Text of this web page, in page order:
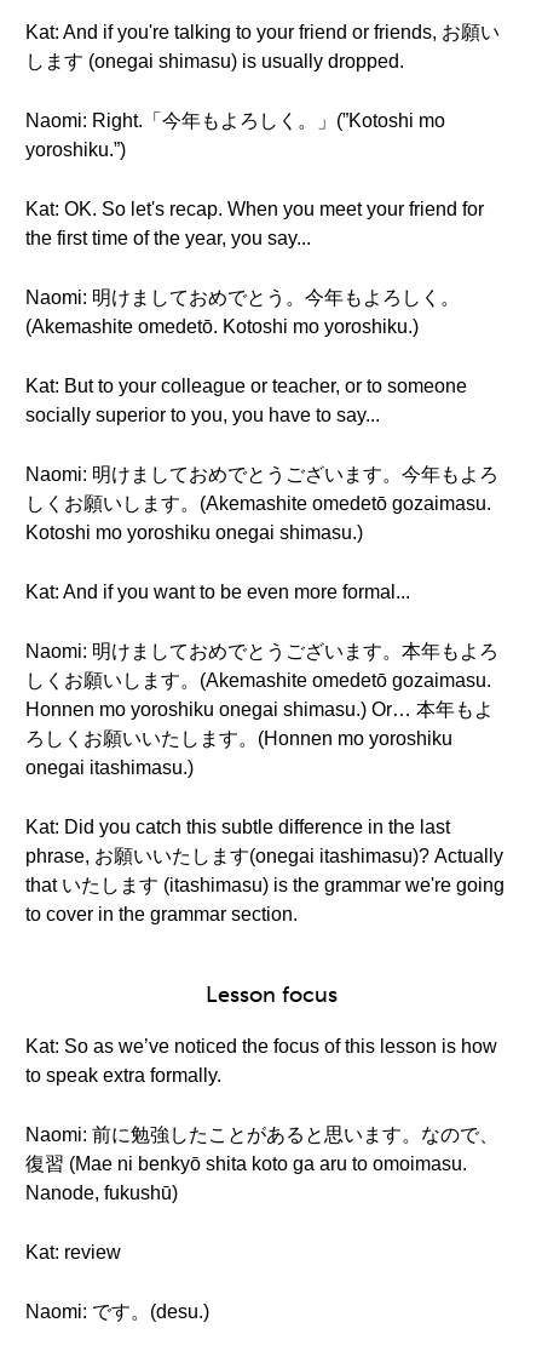
Kat: And if you're talking to your friend or friends, お願い
します (onegai shimasu) is usually dropped.
Naomi: Right.「今年もよろしく。」(”Kotoshi mo
yoroshiku.”)
Kat: OK. So let's recap. When you meet your friend for
the first time of the year, you say...
Naomi: 明けましておめでとう。今年もよろしく。
(Akemashite omedetō. Kotoshi mo yoroshiku.)
Kat: But to your colleague or teacher, or to someone
socially superior to you, you have to say...
Naomi: 明けましておめでとうございます。今年もよろ
しくお願いします。(Akemashite omedetō gozaimasu.
Kotoshi mo yoroshiku onegai shimasu.)
Kat: And if you want to be even more formal...
Naomi: 明けましておめでとうございます。本年もよろ
しくお願いします。(Akemashite omedetō gozaimasu.
Honnen mo yoroshiku onegai shimasu.) Or… 本年もよ
ろしくお願いいたします。(Honnen mo yoroshiku
onegai itashimasu.)
Kat: Did you catch this subtle difference in the last
phrase, お願いいたします(onegai itashimasu)? Actually
that いたします (itashimasu) is the grammar we're going
to cover in the grammar section.
Lesson focus
Kat: So as we’ve noticed the focus of this lesson is how
to speak extra formally.
Naomi: 前に勉強したことがあると思います。なので、
復習 (Mae ni benkyō shita koto ga aru to omoimasu.
Nanode, fukushū)
Kat: review
Naomi: です。(desu.)